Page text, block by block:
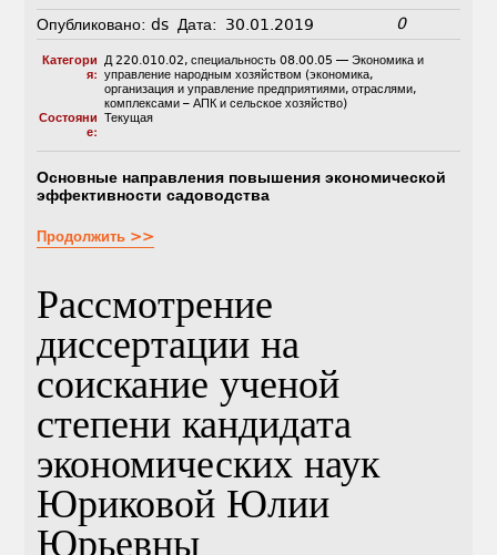
Опубликовано: ds Дата: 30.01.2019 0
Категори
я:
Д 220.010.02, специальность 08.00.05 — Экономика и
управление народным хозяйством (экономика,
организация и управление предприятиями, отраслями,
комплексами – АПК и сельское хозяйство)
Состояни
е:
Текущая
Основные направления повышения экономической
эффективности садоводства
Продолжить >>
Рассмотрение
диссертации на
соискание ученой
степени кандидата
экономических наук
Юриковой Юлии